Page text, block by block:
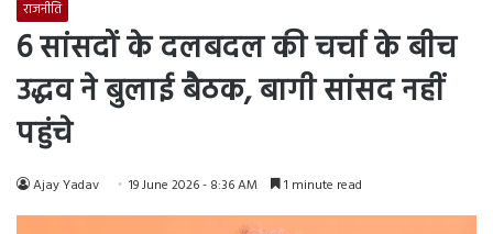
राजनीति
6 सांसदों के दलबदल की चर्चा के बीच
उद्धव ने बुलाई बैठक, बागी सांसद नहीं
पहुंचे
Ajay Yadav 19 June 2026 - 8:36 AM 1 minute read